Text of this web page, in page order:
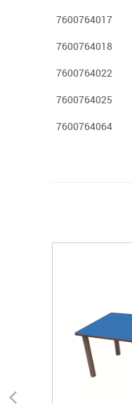
7600764017
7600764018
7600764022
7600764025
7600764064